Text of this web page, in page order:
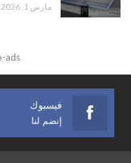
مارس 1, 2026
فيسبوك
إنضم لنا